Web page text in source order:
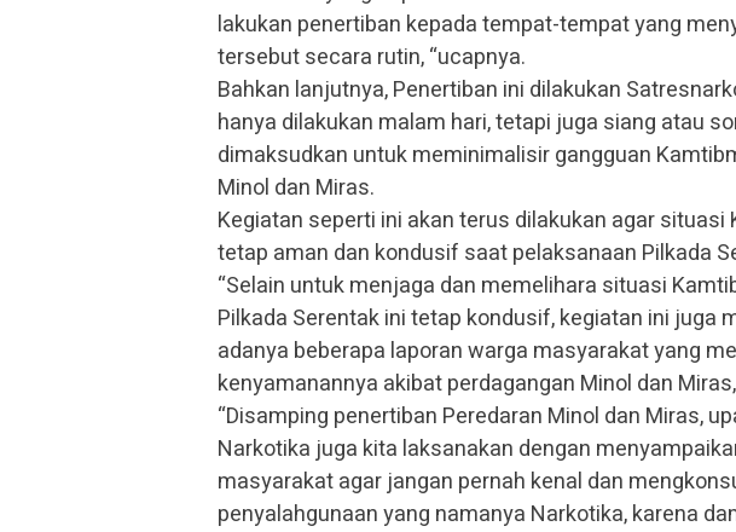
lakukan penertiban kepada tempat-tempat yang
tersebut secara rutin, “ucapnya.
Bahkan lanjutnya, Penertiban ini dilakukan
hanya dilakukan malam hari, tetapi juga siang atau
dimaksudkan untuk meminimalisir gangguan
Minol dan Miras.
Kegiatan seperti ini akan terus dilakukan agar
tetap aman dan kondusif saat pelaksanaan Pilkada
“Selain untuk menjaga dan memelihara situasi
Pilkada Serentak ini tetap kondusif, kegiatan ini juga
adanya beberapa laporan warga masyarakat yang
kenyamanannya akibat perdagangan Minol dan
“Disamping penertiban Peredaran Minol dan Miras,
Narkotika juga kita laksanakan dengan
masyarakat agar jangan pernah kenal dan
penyalahgunaan yang namanya Narkotika, karena